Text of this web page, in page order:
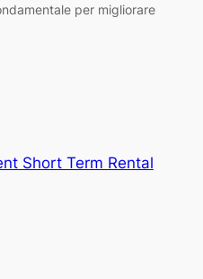
per migliorare
Short Term Rental